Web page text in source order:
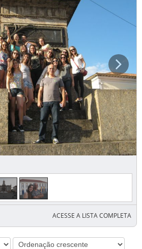
ACESSE A LISTA COMPLETA